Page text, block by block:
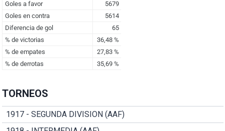
TORNEOS
1917 - SEGUNDA DIVISION (AAF)